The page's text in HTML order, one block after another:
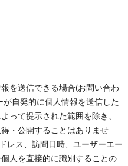
を送信できる場合(お問い合わ
自発的に個人情報を送信した
って提示された範囲を除き、
・公開することはありませ
レス、訪問日時、ユーザーエー
人を直接的に識別することの